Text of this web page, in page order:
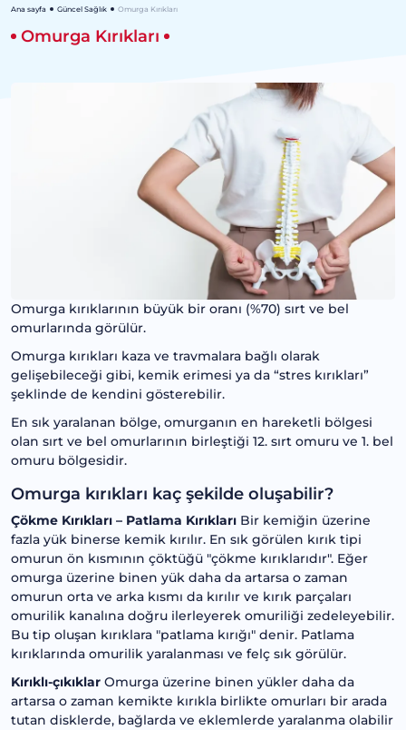
Ana sayfa Güncel Sağlık Omurga Kırıkları
Omurga Kırıkları
Omurga kırıklarının büyük bir oranı (%70) sırt ve bel
omurlarında görülür.
Omurga kırıkları kaza ve travmalara bağlı olarak
gelişebileceği gibi, kemik erimesi ya da “stres kırıkları”
şeklinde de kendini gösterebilir.
En sık yaralanan bölge, omurganın en hareketli bölgesi
olan sırt ve bel omurlarının birleştiği 12. sırt omuru ve 1. bel
omuru bölgesidir.
Omurga kırıkları kaç şekilde oluşabilir?
Çökme Kırıkları – Patlama Kırıkları Bir kemiğin üzerine
fazla yük binerse kemik kırılır. En sık görülen kırık tipi
omurun ön kısmının çöktüğü "çökme kırıklarıdır". Eğer
omurga üzerine binen yük daha da artarsa o zaman
omurun orta ve arka kısmı da kırılır ve kırık parçaları
omurilik kanalına doğru ilerleyerek omuriliği zedeleyebilir.
Bu tip oluşan kırıklara "patlama kırığı" denir. Patlama
kırıklarında omurilik yaralanması ve felç sık görülür.
Kırıklı-çıkıklar Omurga üzerine binen yükler daha da
artarsa o zaman kemikte kırıkla birlikte omurları bir arada
tutan disklerde, bağlarda ve eklemlerde yaralanma olabilir